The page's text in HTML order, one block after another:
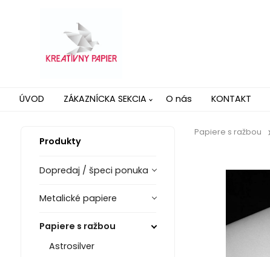
ÚVOD ZÁKAZNÍCKA SEKCIA O nás KONTAKT
Produkty
Dopredaj / špeci ponuka
Metalické papiere
Papiere s ražbou
Astrosilver
Papiere s ražbou